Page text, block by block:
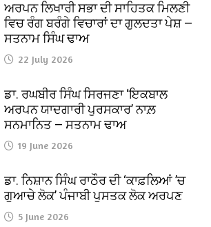
ਅਰਪਨ ਲਿਖਾਰੀ ਸਭਾ ਦੀ ਸਾਹਿਤਕ ਮਿਲਣੀ
ਵਿਚ ਰੰਗ ਬਰੰਗੇ ਵਿਚਾਰਾਂ ਦਾ ਗੁਲਦਤਾ ਪੇਸ਼ —
ਸਤਨਾਮ ਸਿੰਘ ਢਾਅ
22 July 2026
ਡਾ. ਰਘਬੀਰ ਸਿੰਘ ਸਿਰਜਣਾ ‘ਇਕਬਾਲ
ਅਰਪਨ ਯਾਦਗਾਰੀ ਪੁਰਸਕਾਰ’ ਨਾਲ਼
ਸਨਮਾਨਿਤ — ਸਤਨਾਮ ਢਾਅ
19 June 2026
ਡਾ. ਨਿਸ਼ਾਨ ਸਿੰਘ ਰਾਠੌਰ ਦੀ ‘ਕਾਫ਼ਲਿਆਂ ’ਚ
ਗੁਆਚੇ ਲੋਕ’ ਪੰਜਾਬੀ ਪੁਸਤਕ ਲੋਕ ਅਰਪਣ
5 June 2026